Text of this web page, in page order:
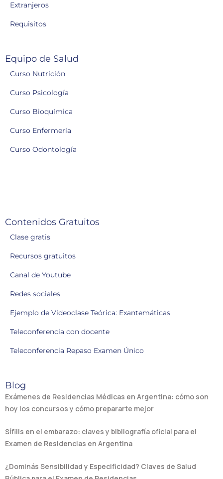
Extranjeros
Requisitos
Equipo de Salud
Curso Nutrición
Curso Psicología
Curso Bioquímica
Curso Enfermería
Curso Odontología
Contenidos Gratuitos
Clase gratis
Recursos gratuitos
Canal de Youtube
Redes sociales
Ejemplo de Videoclase Teórica: Exantemáticas
Teleconferencia con docente
Teleconferencia Repaso Examen Único
Blog
Exámenes de Residencias Médicas en Argentina: cómo son
hoy los concursos y cómo prepararte mejor
Sífilis en el embarazo: claves y bibliografía oficial para el
Examen de Residencias en Argentina
¿Dominás Sensibilidad y Especificidad? Claves de Salud